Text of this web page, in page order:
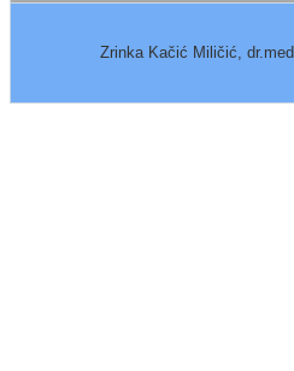
Zrinka Kačić Miličić, dr.med.